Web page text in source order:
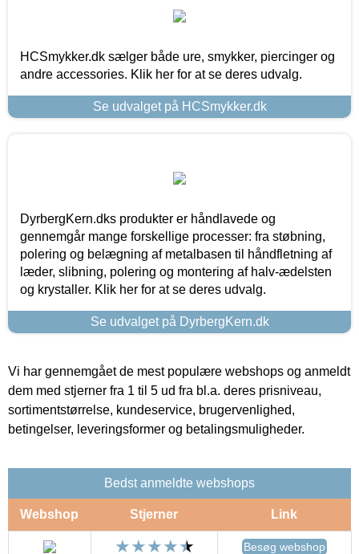
HCSmykker.dk sælger både ure, smykker, piercinger og
andre accessories. Klik her for at se deres udvalg.
Se udvalget på HCSmykker.dk
DyrbergKern.dks produkter er håndlavede og
gennemgår mange forskellige processer: fra støbning,
polering og belægning af metalbasen til håndfletning af
læder, slibning, polering og montering af halv-ædelsten
og krystaller. Klik her for at se deres udvalg.
Se udvalget på DyrbergKern.dk
Vi har gennemgået de mest populære webshops og anmeldt
dem med stjerner fra 1 til 5 ud fra bl.a. deres prisniveau,
sortimentstørrelse, kundeservice, brugervenlighed,
betingelser, leveringsformer og betalingsmuligheder.
Bedst anmeldte webshops
Webshop Stjerner Link
Besøg webshop